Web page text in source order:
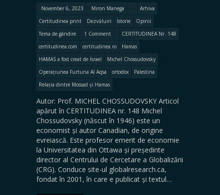
November 6, 2023 Miron Manega
Arhiva
Certitudinea print
Dezvăluiri Istorie
Opinii
Tema de gândire
1 Comment
CERTITUDINEA Nr. 148
certitudinea.com
certitudinea.ro
Hamas
HAMAS a fost creat de Israel
Michel Chossudovsky
Operațiunea Furtuna Al Aqsa
ortodox
Palestina
Relația dintre Mossad și Hamas
Autor: Prof. MICHEL CHOSSUDOVSKY Articol
apărut în CERTITUDINEA nr. 148 Michel
Chossudovsky (născut în 1946) este un
economist și autor Canadian, de origine
evreiască. Este profesor emerit de economie
la Universitatea din Ottawa și președinte
director al Centrului de Cercetare a Globalizării
(CRG). Conduce site-ul globalresearch.ca,
fondat în 2001, în care e publicat și textul…